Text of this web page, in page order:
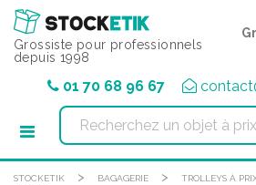
Grossiste pour professionnels
depuis 1998
01 70 68 96 67
STOCKETIK > BAGAGERIE > TROLLEYS À
Panneau de gestion des cookies